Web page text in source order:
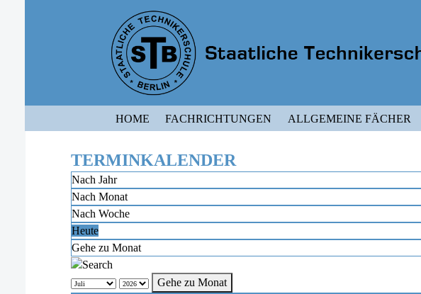
HOME FACHRICHTUNGEN ALLGEMEINE FÄCHER
TERMINKALENDER
Nach Jahr
Nach Monat
Nach Woche
Heute
Gehe zu Monat
Gehe zu Monat